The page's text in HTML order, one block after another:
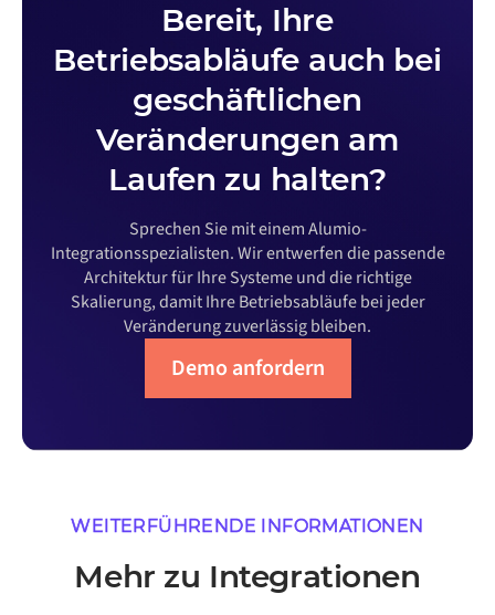
Bereit, Ihre
Betriebsabläufe auch bei
geschäftlichen
Veränderungen am
Laufen zu halten?
Sprechen Sie mit einem Alumio-
Integrationsspezialisten. Wir entwerfen die passende
Architektur für Ihre Systeme und die richtige
Skalierung, damit Ihre Betriebsabläufe bei jeder
Veränderung zuverlässig bleiben.
Demo anfordern
WEITERFÜHRENDE INFORMATIONEN
Mehr zu Integrationen